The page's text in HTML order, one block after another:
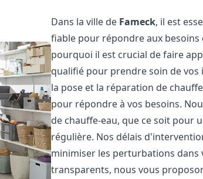
Dans la ville de Fameck, il est
fiable pour répondre aux
pourquoi il est crucial de faire
qualifié pour prendre soin de
la pose et la réparation de
pour répondre à vos besoins.
de chauffe-eau, que ce soit pour
régulière. Nos délais
minimiser les perturbations
transparents, nous vous